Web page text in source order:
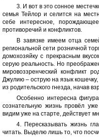
3. И вот в это сонное
семья Тейлор и селится на
себе интересное, порождающее
противоречий и конфликтов.
В завязке имеем отца
региональной сети розничной
домохозяйку с прекрасным
серую реальность. Но
мировоззренческий конфликт
Джулию – острую на язык
из родительского гнезда, начав
Особенно интересна
сознательную жизнь провёл
видим уже на старте, действует
4. Пересказывать жизнь
читать. Выделю лишь то, что